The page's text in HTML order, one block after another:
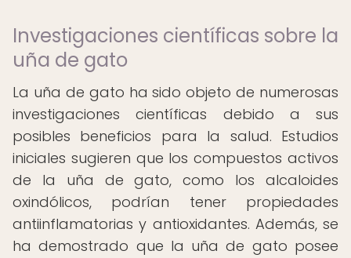
Investigaciones científicas sobre la
uña de gato
La uña de gato ha sido objeto de numerosas
investigaciones científicas debido a sus
posibles beneficios para la salud. Estudios
iniciales sugieren que los compuestos activos
de la uña de gato, como los alcaloides
oxindólicos, podrían tener propiedades
antiinflamatorias y antioxidantes. Además, se
ha demostrado que la uña de gato posee